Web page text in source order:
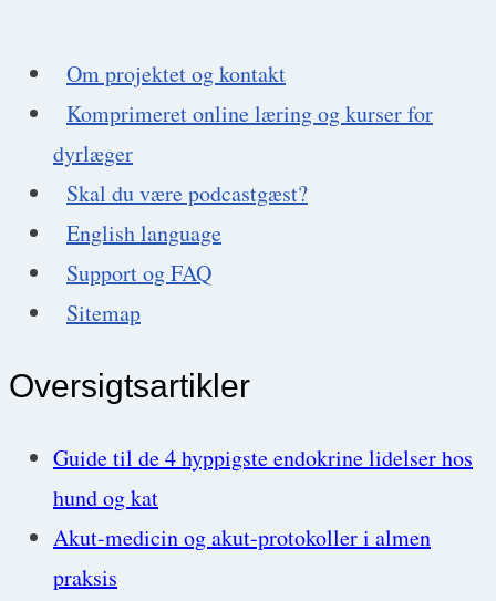
Om projektet og kontakt
Komprimeret online læring og kurser for
dyrlæger
Skal du være podcastgæst?
English language
Support og FAQ
Sitemap
Oversigtsartikler
Guide til de 4 hyppigste endokrine lidelser hos
hund og kat
Akut-medicin og akut-protokoller i almen
praksis